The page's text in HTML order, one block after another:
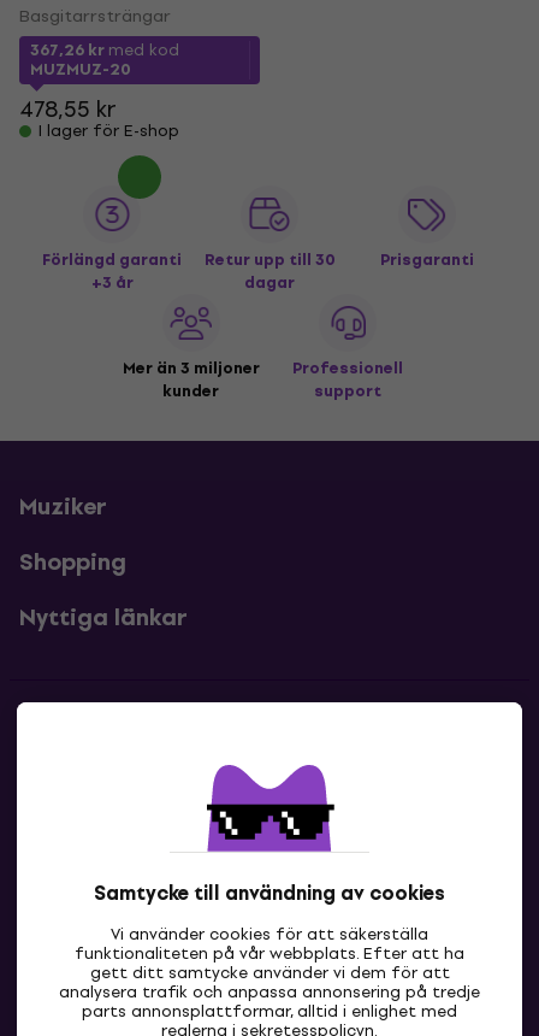
Samtycke till användning av cookies
Vi använder cookies för att säkerställa
funktionaliteten på vår webbplats. Efter att ha
gett ditt samtycke använder vi dem för att
analysera trafik och anpassa annonsering på tredje
parts annonsplattformar, alltid i enlighet med
reglerna i sekretesspolicyn.
Basgitarrsträngar
367,26 krmed kod
MUZMUZ-20
478,55 kr
I lager för E-shop
Förlängd garanti
+3 år
Retur upp till 30
dagar
Prisgaranti
Mer än 3 miljoner
kunder
Professionell
support
Muziker
Shopping
Nyttiga länkar
Kontakta oss
SE